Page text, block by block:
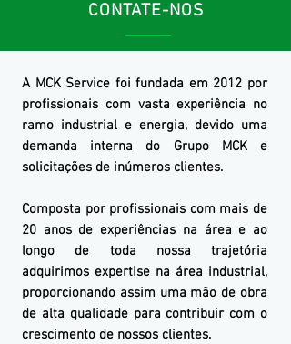
A MCK Service foi fundada em 2012 por
profissionais com vasta experiência no
ramo industrial e energia, devido uma
demanda interna do Grupo MCK
e
solicitações de inúmeros clientes.
Composta por profissionais com mais de
20 anos de experiências na área e ao
longo de toda nossa trajetória
adquirimos expertise na área industrial,
proporcionando assim uma mão de obra
de alta qualidade para contribuir com o
crescimento de nossos clientes.
CONTATE-NOS